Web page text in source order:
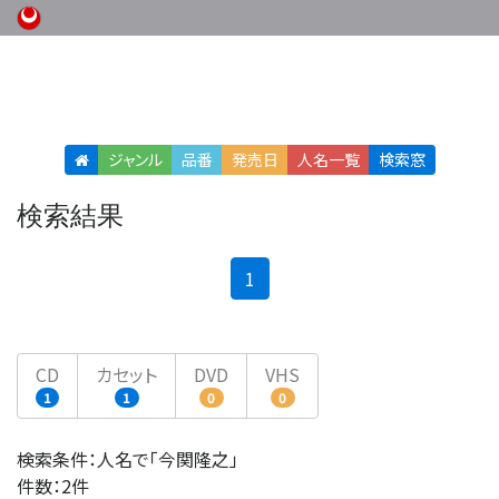
ジャンル 品番 発売日 人名一覧 検索窓
検索結果
1
CD
1
カセット
1
DVD
0
VHS
0
検索条件：人名で「今関隆之」
件数：2件